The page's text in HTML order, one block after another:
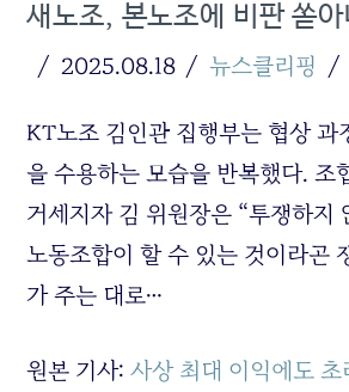
새노조, 본노조에 비판 쏟아
2025.08.18 뉴스클리핑
KT노조 김인관 집행부는 협상 과
을 수용하는 모습을 반복했다. 조
거세지자 김 위원장은 “투쟁하지
노동조합이 할 수 있는 것이라곤
가 주는 대로…
원본 기사:사상 최대 이익에도